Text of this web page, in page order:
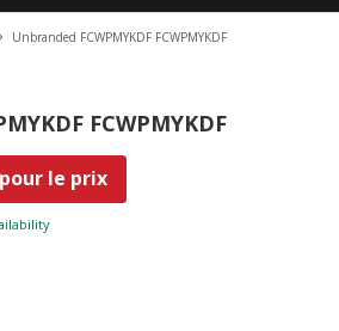
Unbranded FCWPMYKDF FCWPMYKDF
FCWPMYKDF
le prix